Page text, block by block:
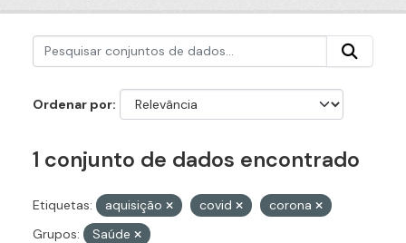
Ordenar por
1 conjunto de dados encontrado
Etiquetas: aquisição covid
corona
Grupos:
Saúde